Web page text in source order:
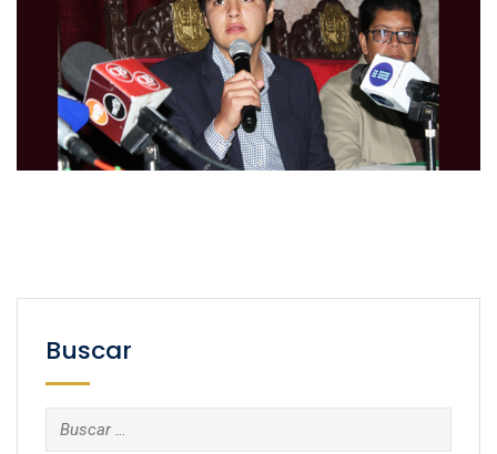
Buscar
Buscar: